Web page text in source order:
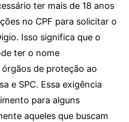
ter mais de 18 anos
no CPF para solicitar o
Isso significa que o
ter o nome
de proteção ao
e SPC. Essa exigência
para alguns
aqueles que buscam